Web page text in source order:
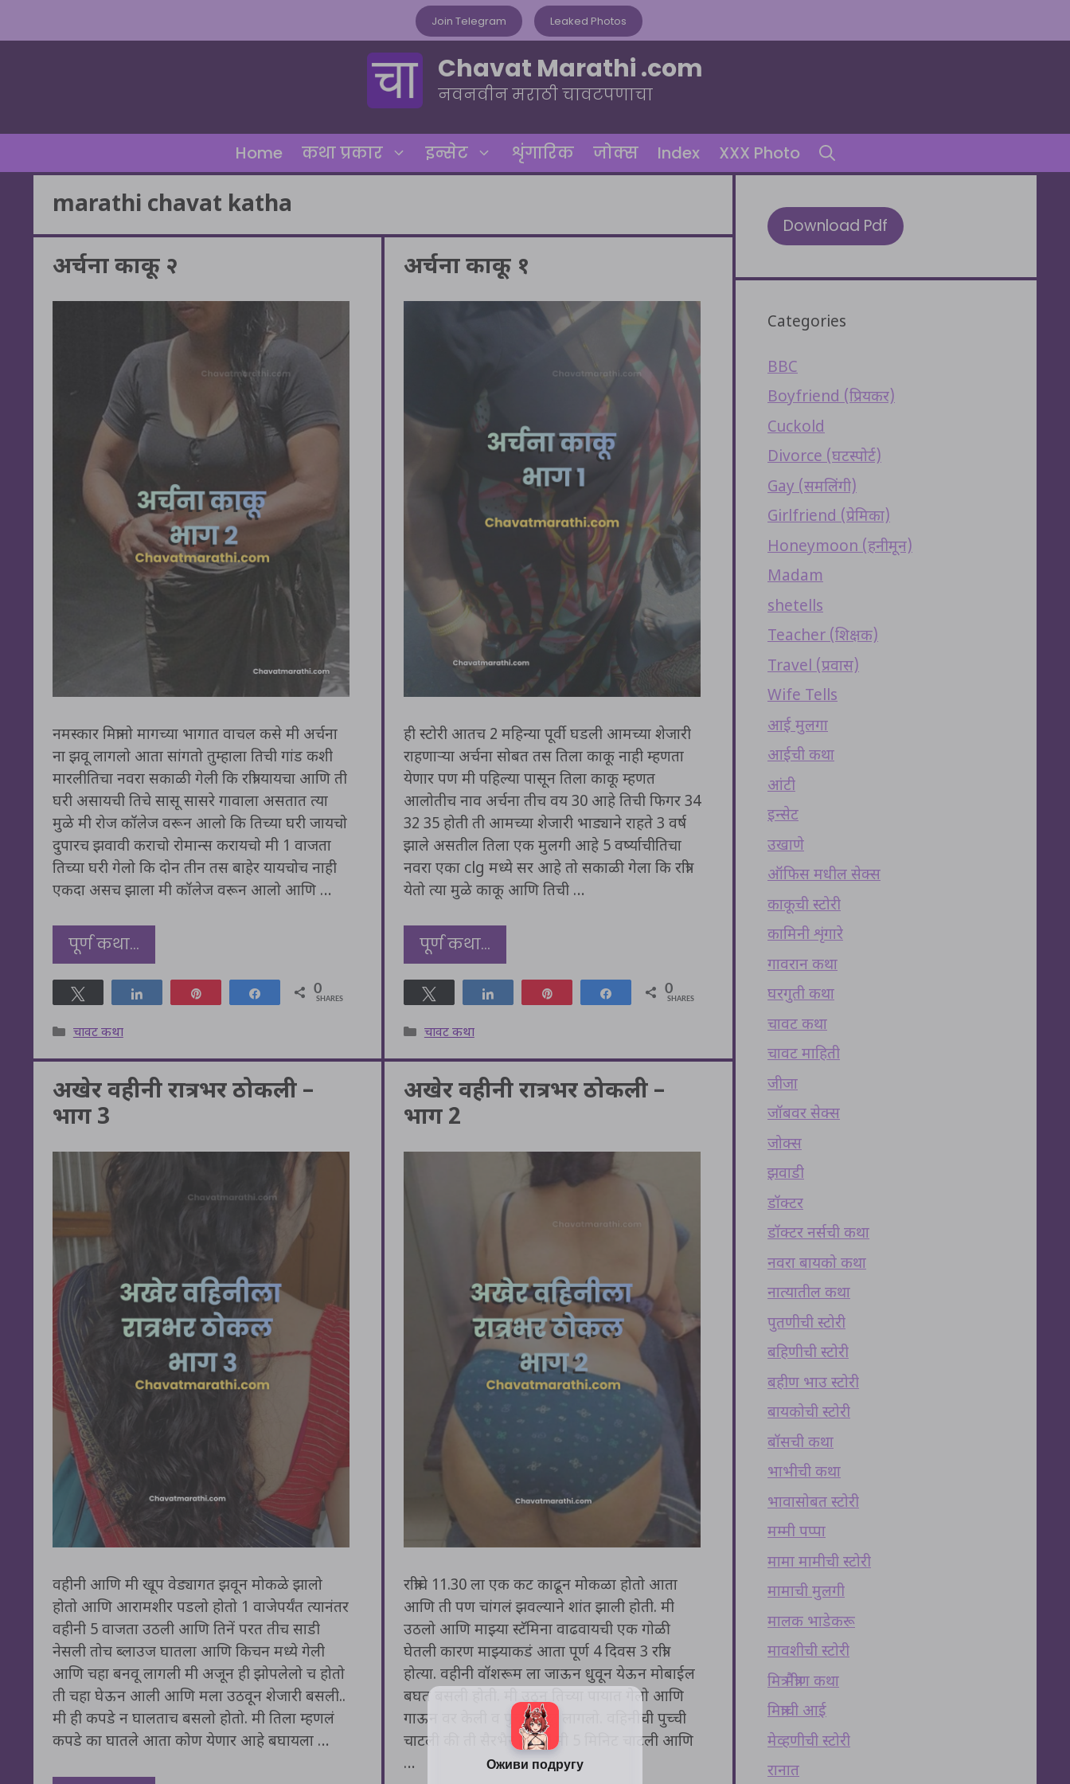
Join Telegram Leaked Photos
Chavat Marathi .com
नवनवीन मराठी चावटपणाचा
Home कथा प्रकार इन्सेट शृंगारिक जोक्स Index XXX Photo
marathi chavat katha
अर्चना काकू २
नमस्कार मित्रानो मागच्या भागात वाचल कसे मी अर्चना
ना झवू लागलो आता सांगतो तुम्हाला तिची गांड कशी
मारलीतिचा नवरा सकाळी गेली कि रात्री यायचा आणि ती
घरी असायची तिचे सासू सासरे गावाला असतात त्या
मुळे मी रोज कॉलेज वरून आलो कि तिच्या घरी जायचो
दुपारच झवावी कराचो रोमान्स करायचो मी 1 वाजता
तिच्या घरी गेलो कि दोन तीन तस बाहेर यायचोच नाही
एकदा असच झाला मी कॉलेज वरून आलो आणि …
पूर्ण कथा…
Share 0
SHARES
Categories
चावट कथा
अर्चना काकू १
ही स्टोरी आतच 2 महिन्या पूर्वी घडली आमच्या शेजारी
राहणाऱ्या अर्चना सोबत तस तिला काकू नाही म्हणता
येणार पण मी पहिल्या पासून तिला काकू म्हणत
आलोतीच नाव अर्चना तीच वय 30 आहे तिची फिगर 34
32 35 होती ती आमच्या शेजारी भाड्याने राहते 3 वर्ष
झाले असतील तिला एक मुलगी आहे 5 वर्ष्याचीतिचा
नवरा एका clg मध्ये सर आहे तो सकाळी गेला कि रात्री
येतो त्या मुळे काकू आणि तिची …
पूर्ण कथा…
Share 0
SHARES
Categories
चावट कथा
अखेर वहीनी रात्रभर ठोकली –
भाग 3
वहीनी आणि मी खूप वेड्यागत झवून मोकळे झालो
होतो आणि आरामशीर पडलो होतो 1 वाजेपर्यंत त्यानंतर
वहीनी 5 वाजता उठली आणि तिनें परत तीच साडी
नेसली तोच ब्लाउज घातला आणि किचन मध्ये गेली
आणि चहा बनवू लागली मी अजून ही झोपलेलो च होतो
ती चहा घेऊन आली आणि मला उठवून शेजारी बसली..
मी ही कपडे न घालताच बसलो होतो. मी तिला म्हणलं
कपडे का घातले आता कोण येणार आहे बघायला …
अखेर वहीनी रात्रभर ठोकली –
भाग 2
रात्रीचे 11.30 ला एक कट काढून मोकळा होतो आता
आणि ती पण चांगलं झवल्याने शांत झाली होती. मी
उठलो आणि माझ्या स्टॅमिना वाढवायची एक गोळी
घेतली कारण माझ्याकडं आता पूर्ण 4 दिवस 3 रात्री
होत्या. वहीनी वॉशरूम ला जाऊन धुवून येऊन मोबाईल
बघत बसली होती. मी उठून तिच्या पायात गेलो आणि
गाऊन वर केली व पुच्ची चाटु लागलो. वहिनीची पुच्ची
चाटली की ती सैरभैर होते… मी 5 मिनिट चाटली आणि
…
Download Pdf
Categories
BBC
Boyfriend (प्रियकर)
Cuckold
Divorce (घटस्पोर्ट)
Gay (समलिंगी)
Girlfriend (प्रेमिका)
Honeymoon (हनीमून)
Madam
shetells
Teacher (शिक्षक)
Travel (प्रवास)
Wife Tells
आई मुलगा
आईची कथा
आंटी
इन्सेट
उखाणे
ऑफिस मधील सेक्स
काकूची स्टोरी
कामिनी शृंगारे
गावरान कथा
घरगुती कथा
चावट कथा
चावट माहिती
जीजा
जॉबवर सेक्स
जोक्स
झवाडी
डॉक्टर
डॉक्टर नर्सची कथा
नवरा बायको कथा
नात्यातील कथा
पुतणीची स्टोरी
बहिणीची स्टोरी
बहीण भाउ स्टोरी
बायकोची स्टोरी
बॉसची कथा
भाभीची कथा
भावासोबत स्टोरी
मम्मी पप्पा
मामा मामीची स्टोरी
मामाची मुलगी
मालक भाडेकरू
मावशीची स्टोरी
मित्र मैत्रीण कथा
मित्राची आई
मेव्हणीची स्टोरी
रानात